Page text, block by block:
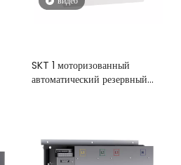
SKT 1 моторизованный
автоматический резервный